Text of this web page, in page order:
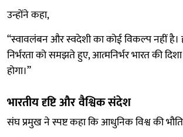
उन्होंने कहा,
“स्वावलंबन और स्वदेशी का कोई विकल्प नहीं है।
निर्भरता को समझते हुए, आत्मनिर्भर भारत की
होगा।”
भारतीय दृष्टि और वैश्विक संदेश
संघ प्रमुख ने स्पष्ट कहा कि आधुनिक विश्व की